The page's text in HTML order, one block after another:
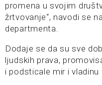
promena u svojim
žrtvovanje“, navodi se
departmenta.
Dodaje se da su sve
ljudskih prava,
i podsticale mir i